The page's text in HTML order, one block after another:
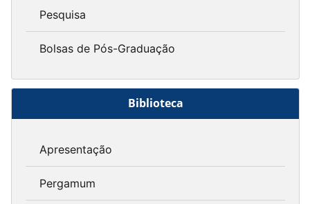
Pesquisa
Bolsas de Pós-Graduação
Biblioteca
Apresentação
Pergamum